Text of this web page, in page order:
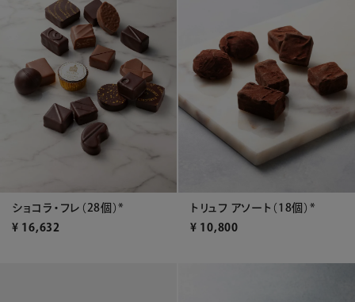
ショコラ・フレ（28個）*
¥ 16,632
トリュフ アソート（18個）*
¥ 10,800